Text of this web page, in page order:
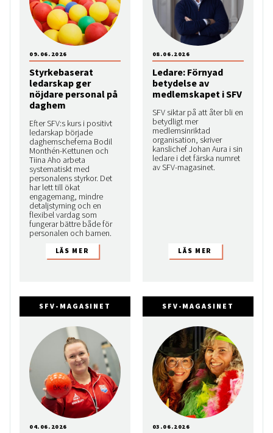
Styrkebaserat
ledarskap ger
nöjdare personal på
daghem
Efter SFV:s kurs i positivt
ledarskap började
daghemscheferna Bodil
Monthén-Kettunen och
Tiina Aho arbeta
systematiskt med
personalens styrkor. Det
har lett till ökat
engagemang, mindre
detaljstyrning och en
flexibel vardag som
fungerar bättre både för
personalen och barnen.
09.06.2026
Ledare: Förnyad
betydelse av
medlemskapet i SFV
SFV siktar på att åter bli en
betydligt mer
medlemsinriktad
organisation, skriver
kanslichef Johan Aura i sin
ledare i det färska numret
av SFV-magasinet.
08.06.2026
SFV-MAGASINET
04.06.2026
SFV-MAGASINET
03.06.2026